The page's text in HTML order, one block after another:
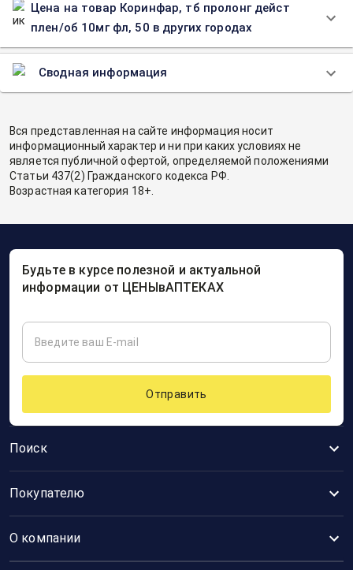
Цена на товар Коринфар, тб пролонг дейст
плен/об 10мг фл, 50 в других городах
Сводная информация
Вся представленная на сайте информация носит
информационный характер и ни при каких условиях не
является публичной офертой, определяемой положениями
Статьи 437(2) Гражданского кодекса РФ.
Возрастная категория 18+.
Поиск
Покупателю
О компании
Будьте в курсе полезной и актуальной
информации от ЦЕНЫвАПТЕКАХ
Отправить